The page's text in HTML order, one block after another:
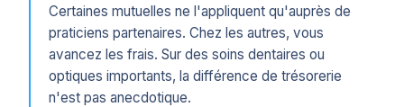
Certaines mutuelles ne l'appliquent qu'auprès de
praticiens partenaires. Chez les autres, vous
avancez les frais. Sur des soins dentaires ou
optiques importants, la différence de trésorerie
n'est pas anecdotique.